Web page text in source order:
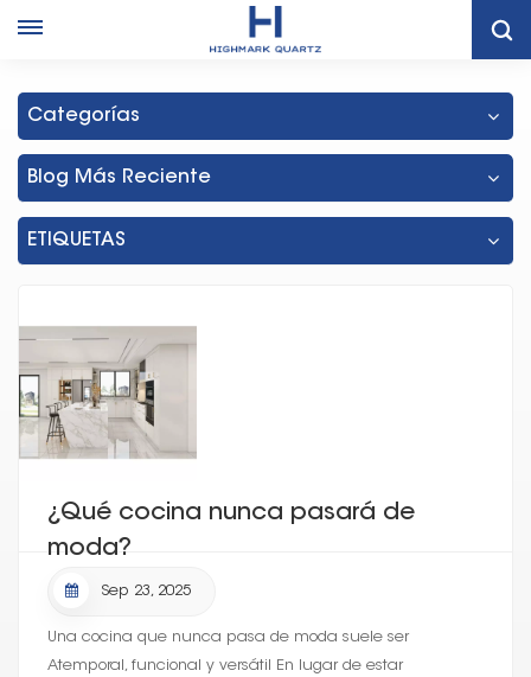
Fábrica De Gabinetes De Vietnam
Categorías
Blog Más Reciente
ETIQUETAS
¿Qué cocina nunca pasará de
moda?
Sep 23, 2025
Una cocina que nunca pasa de moda suele ser
Atemporal, funcional y versátil En lugar de estar